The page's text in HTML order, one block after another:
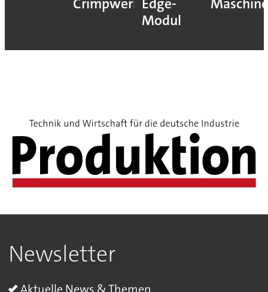
Crimpwerkzeugen
Edge-
Modul
Newsletter